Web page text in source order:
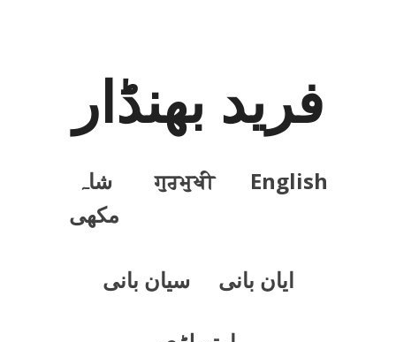
فرید بھنڈار
English
ਗੁਰਮੁਖੀ
شاہ
مکھی
ايان بانی سيان بانی